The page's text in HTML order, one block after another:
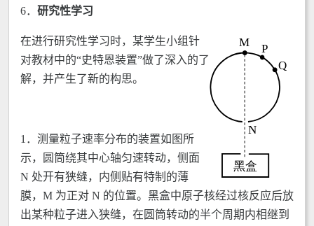
6． 研究性学习
在进行研究性学习时，某学生小组针
对教材中的“史特恩装置”做了深入的了
解，并产生了新的构思。
1．测量粒子速率分布的装置如图所
示，圆筒绕其中心轴匀速转动，侧面
N 处开有狭缝，内侧贴有特制的薄
膜，M 为正对 N 的位置。黑盒中原子核经过核反应后放
出某种粒子进入狭缝，在圆筒转动的半个周期内相继到